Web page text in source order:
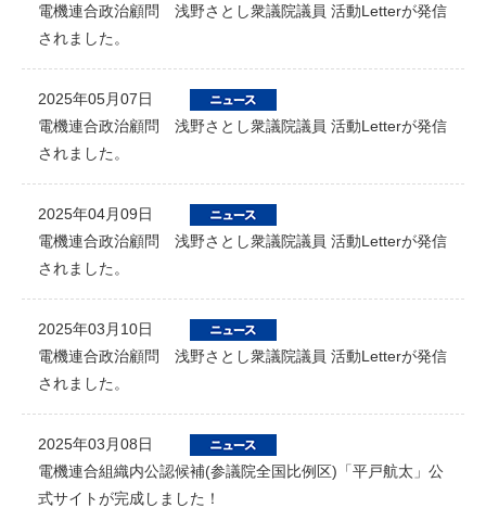
電機連合政治顧問 浅野さとし衆議院議員 活動Letterが発信
されました。
2025年05月07日
電機連合政治顧問 浅野さとし衆議院議員 活動Letterが発信
されました。
2025年04月09日
電機連合政治顧問 浅野さとし衆議院議員 活動Letterが発信
されました。
2025年03月10日
電機連合政治顧問 浅野さとし衆議院議員 活動Letterが発信
されました。
2025年03月08日
電機連合組織内公認候補(参議院全国比例区)「平戸航太」公
式サイトが完成しました！